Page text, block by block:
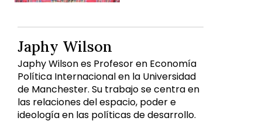
Japhy Wilson
Japhy Wilson es Profesor en Economía
Política Internacional en la Universidad
de Manchester. Su trabajo se centra en
las relaciones del espacio, poder e
ideología en las políticas de desarrollo.